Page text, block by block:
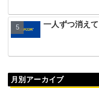
一人ずつ消え
月別アーカイブ